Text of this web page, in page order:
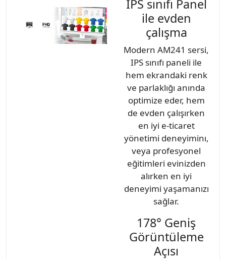
IPS sınıfı Panel
ile evden
çalışma
Modern AM241 sersi,
IPS sınıfı paneli ile
hem ekrandaki renk
ve parlaklığı anında
optimize eder, hem
de evden çalışırken
en iyi e-ticaret
yönetimi deneyiminı,
veya profesyonel
eğitimleri evinizden
alırken en iyi
deneyimi yaşamanızı
sağlar.
178° Geniş
Görüntüleme
Açısı